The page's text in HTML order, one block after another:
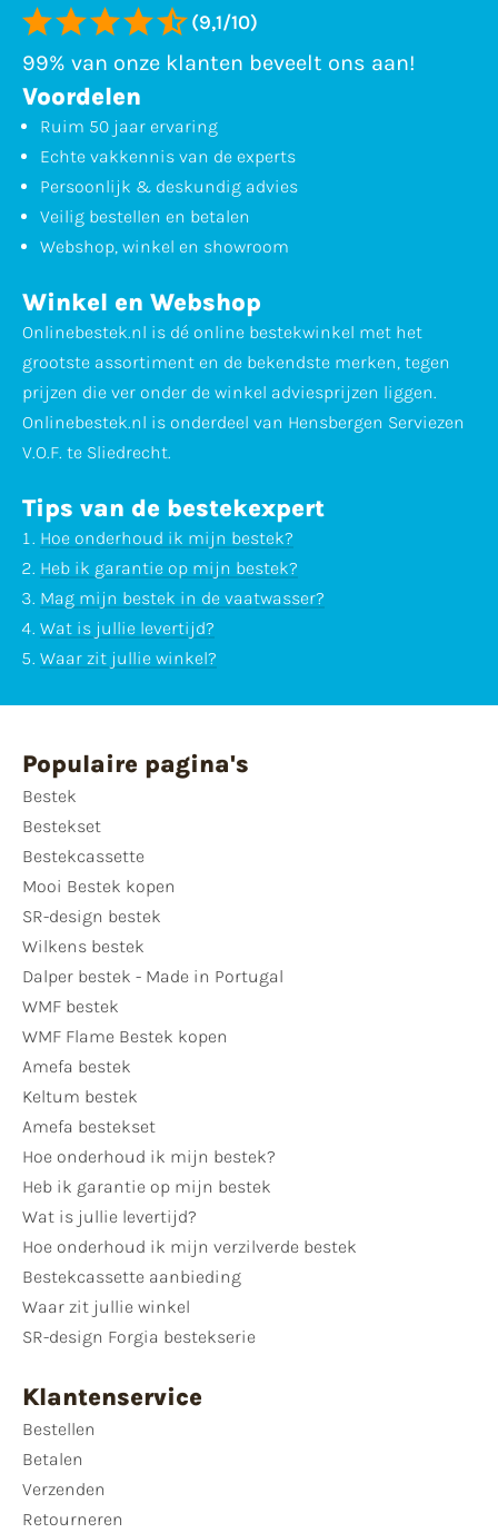
(9,1/10)
99% van onze klanten beveelt ons aan!
Voordelen
Ruim 50 jaar ervaring
Echte vakkennis van de experts
Persoonlijk & deskundig advies
Veilig bestellen en betalen
Webshop, winkel en showroom
Winkel en Webshop
Onlinebestek.nl is dé online bestekwinkel met het
grootste assortiment en de bekendste merken, tegen
prijzen die ver onder de winkel adviesprijzen liggen.
Onlinebestek.nl is onderdeel van Hensbergen Serviezen
V.O.F. te Sliedrecht.
Tips van de bestekexpert
Hoe onderhoud ik mijn bestek?
Heb ik garantie op mijn bestek?
Mag mijn bestek in de vaatwasser?
Wat is jullie levertijd?
Waar zit jullie winkel?
Populaire pagina's
Bestek
Bestekset
Bestekcassette
Mooi Bestek kopen
SR-design bestek
Wilkens bestek
Dalper bestek - Made in Portugal
WMF bestek
WMF Flame Bestek kopen
Amefa bestek
Keltum bestek
Amefa bestekset
Hoe onderhoud ik mijn bestek?
Heb ik garantie op mijn bestek
Wat is jullie levertijd?
Hoe onderhoud ik mijn verzilverde bestek
Bestekcassette aanbieding
Waar zit jullie winkel
SR-design Forgia bestekserie
Klantenservice
Bestellen
Betalen
Verzenden
Retourneren